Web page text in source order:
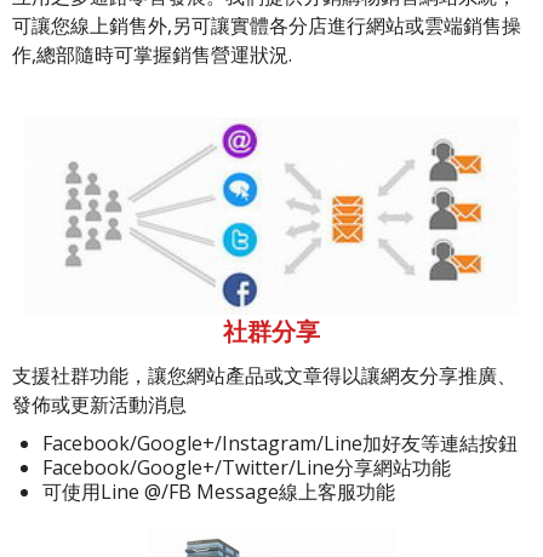
可讓您線上銷售外,另可讓實體各分店進行網站或雲端銷售操
作,總部隨時可掌握銷售營運狀況.
社群分享
支援社群功能，讓您網站產品或文章得以讓網友分享推廣、
發佈或更新活動消息
Facebook/Google+/Instagram/Line加好友等連結按鈕
Facebook/Google+/Twitter/Line分享網站功能
可使用Line @/FB Message線上客服功能